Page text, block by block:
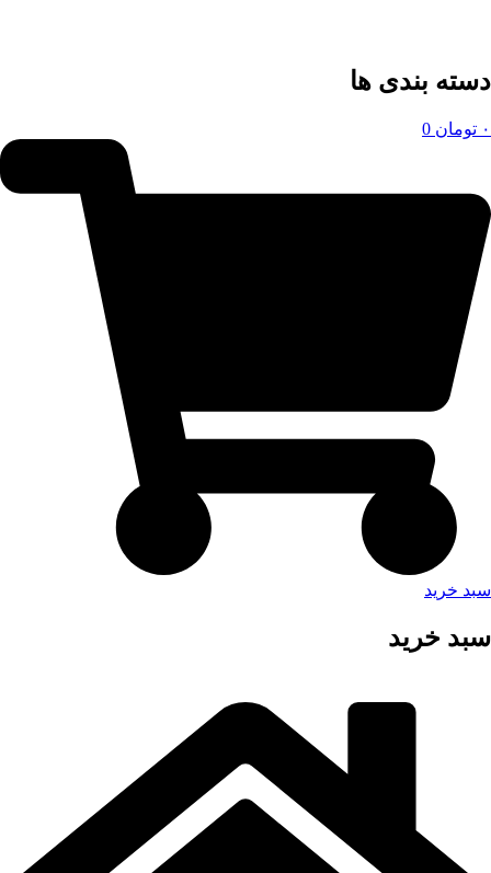
دسته بندی ها
۰ تومان 0
سبد خرید
سبد خرید